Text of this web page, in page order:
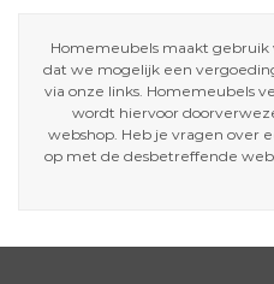
Homemeubels maakt
dat we mogelijk een
via onze links. Homemeubels
wordt hiervoor
webshop. Heb je vragen over
op met de desbetreffende